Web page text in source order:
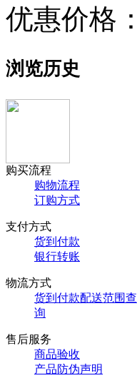
优惠价格：
浏览历史
购买流程
购物流程
订购方式
支付方式
货到付款
银行转账
物流方式
货到付款配送范围查
询
售后服务
商品验收
产品防伪声明